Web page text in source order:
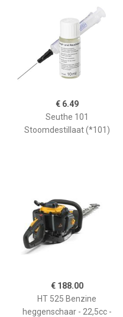
€ 6.49
Seuthe 101
Stoomdestillaat (*101)
€ 188.00
HT 525 Benzine
heggenschaar - 22,5cc -